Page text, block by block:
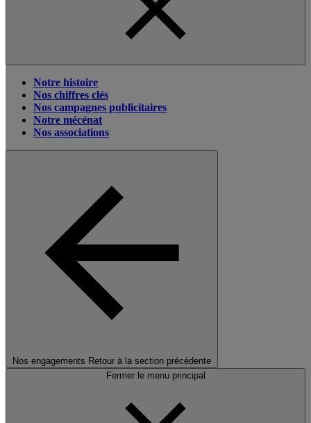
Notre histoire
Nos chiffres clés
Nos campagnes publicitaires
Notre mécénat
Nos associations
Nos engagements Retour à la section précédente
Fermer le menu principal